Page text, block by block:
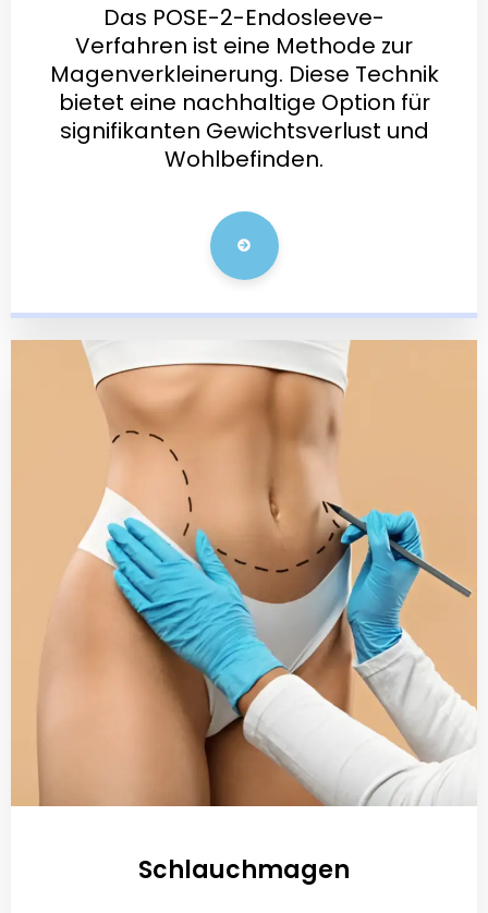
Das POSE-2-Endosleeve-
Verfahren ist eine Methode zur
Magenverkleinerung. Diese Technik
bietet eine nachhaltige Option für
signifikanten Gewichtsverlust und
Wohlbefinden.
Schlauchmagen